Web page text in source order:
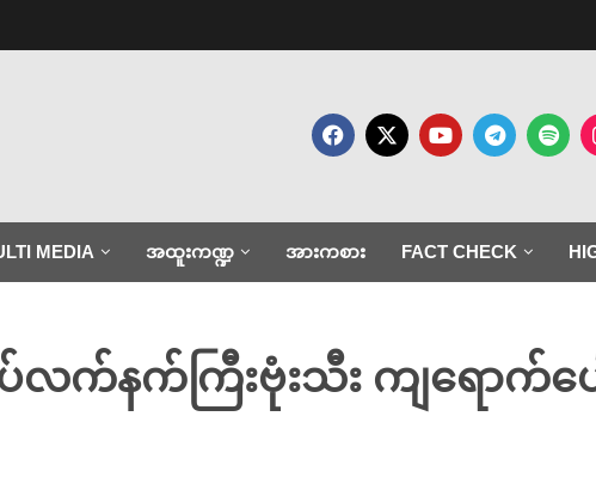
MEDIA အထူးကဏ္ဍ အားကစား FACT CHECK
ပ်လက်နက်ကြီးဗုံးသီး ကျရောက်